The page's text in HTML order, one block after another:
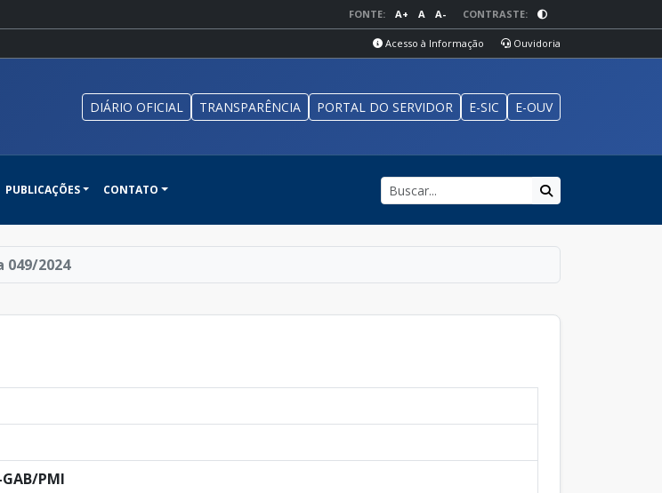
FONTE: A+ A A- CONTRASTE:
Acesso à Informação Ouvidoria
DIÁRIO OFICIAL TRANSPARÊNCIA PORTAL DO SERVIDOR E-SIC E-OUV
PUBLICAÇÕES CONTATO
049/2024
PMI